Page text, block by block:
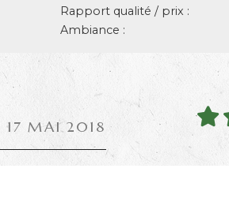
Rapport qualité / prix :
Ambiance :
17 MAI 2018